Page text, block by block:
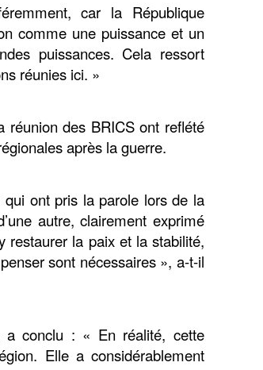
car la République
comme une puissance et un
puissances. Cela ressort
réunies ici. »
réunion des BRICS ont reflété
après la guerre.
qui ont pris la parole lors de la
autre, clairement exprimé
restaurer la paix et la stabilité,
sont nécessaires », a-t-il
a conclu : « En réalité, cette
Elle a considérablement